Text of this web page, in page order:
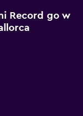
Record go w